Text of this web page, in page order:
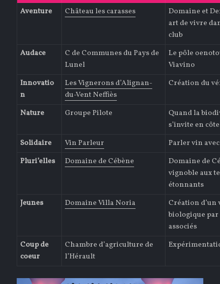
Aventure
Château les carasses
Domaine et
art de vivre
club
Audace
C de Communes du Pays de
Lunel
Le pôle
Viavino
Innovatio
n
Les Vignerons d’Alignan-
du-Vent Neffiès
Création du
Nature Groupe Pilote
Quand la
s’invite en
Solidaire
Vin Parleur
Parler vin
Pluri’elles
Domaine de Cébène
Domaine de
vignoble aux
étonnants
Jeunes
Domaine Villa Noria
Création d’un
biologique par
associés
Coup de
coeur
Chambre d’agriculture de
l’Hérault